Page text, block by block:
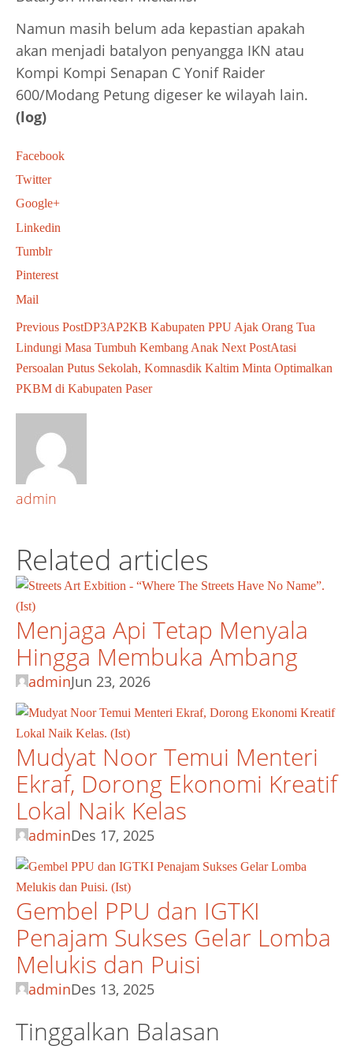
Namun masih belum ada kepastian apakah
akan menjadi batalyon penyangga IKN atau
Kompi Kompi Senapan C Yonif Raider
600/Modang Petung digeser ke wilayah lain.
(log)
Facebook
Twitter
Google+
Linkedin
Tumblr
Pinterest
Mail
Previous PostDP3AP2KB Kabupaten PPU Ajak Orang Tua
Lindungi Masa Tumbuh Kembang Anak Next PostAtasi
Persoalan Putus Sekolah, Komnasdik Kaltim Minta Optimalkan
PKBM di Kabupaten Paser
admin
Related articles
Menjaga Api Tetap Menyala
Hingga Membuka Ambang
adminJun 23, 2026
Mudyat Noor Temui Menteri
Ekraf, Dorong Ekonomi Kreatif
Lokal Naik Kelas
adminDes 17, 2025
Gembel PPU dan IGTKI
Penajam Sukses Gelar Lomba
Melukis dan Puisi
adminDes 13, 2025
Tinggalkan Balasan